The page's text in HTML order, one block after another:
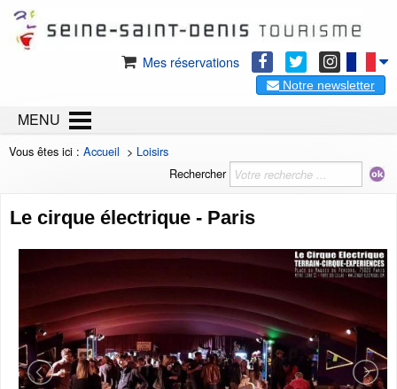
Mes réservations
Notre newsletter
MENU
Vous êtes ici : Accueil > Loisirs
Rechercher
Le cirque électrique - Paris